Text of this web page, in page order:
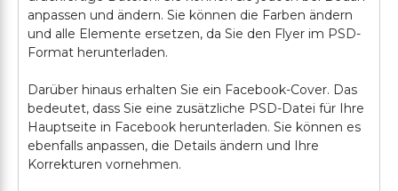
anpassen und ändern. Sie können die Farben ändern
und alle Elemente ersetzen, da Sie den Flyer im PSD-
Format herunterladen.
Darüber hinaus erhalten Sie ein Facebook-Cover. Das
bedeutet, dass Sie eine zusätzliche PSD-Datei für Ihre
Hauptseite in Facebook herunterladen. Sie können es
ebenfalls anpassen, die Details ändern und Ihre
Korrekturen vornehmen.